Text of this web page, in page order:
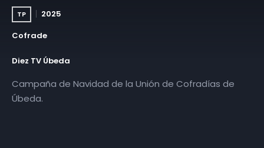
TP
2025
Cofrade
Diez TV Úbeda
Campaña de Navidad de la Unión de Cofradías de
Úbeda.